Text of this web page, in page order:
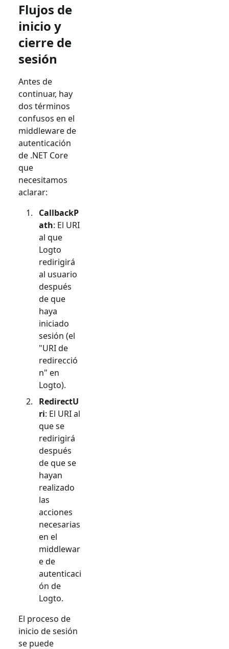
Flujos de
inicio y
cierre de
sesión
Antes de
continuar, hay
dos términos
confusos en el
middleware de
autenticación
de .NET Core
que
necesitamos
aclarar:
CallbackP
ath: El URI
al que
Logto
redirigirá
al usuario
después
de que
haya
iniciado
sesión (el
"URI de
redirecció
n" en
Logto).
RedirectU
ri: El URI al
que se
redirigirá
después
de que se
hayan
realizado
las
acciones
necesarias
en el
middlewar
e de
autenticaci
ón de
Logto.
El proceso de
inicio de sesión
se puede